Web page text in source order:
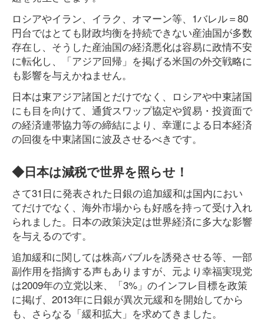
ロシアやイラン、イラク、オマーン等、1バレル＝80
円台ではとても財政均衡を持続できない産油国が多数
存在し、そうした産油国の経済悪化は容易に政情不安
に転化し、「アジア回帰」を掲げる米国の外交戦略に
も影響を与えかねません。
日本は東アジア諸国とだけでなく、ロシアや中東諸国
にも目を向けて、通貨スワップ協定や貿易・投資面で
の経済連帯協力等の締結により、幸運による日本経済
の回復を中東諸国に波及させるべきです。
◆日本は減税で世界を照らせ！
さて31日に発表された日銀の追加緩和は国内におい
てだけでなく、海外市場からも好感を持って受け入れ
られました。日本の政策決定は世界経済に多大な影響
を与えるのです。
追加緩和に関しては株高バブルを誘発させる等、一部
副作用を指摘する声もありますが、元より幸福実現党
は2009年の立党以来、「3%」のインフレ目標を政策
に掲げ、2013年に日銀が異次元緩和を開始してから
も、さらなる「緩和拡大」を求めてきました。